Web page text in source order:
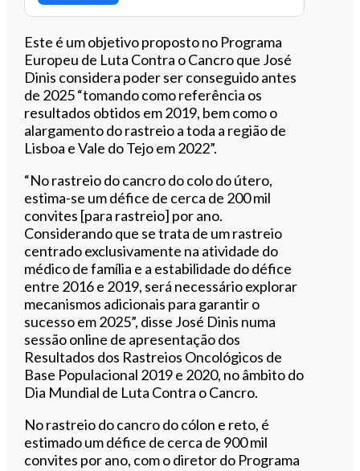
Este é um objetivo proposto no Programa
Europeu de Luta Contra o Cancro que José
Dinis considera poder ser conseguido antes
de 2025 “tomando como referência os
resultados obtidos em 2019, bem como o
alargamento do rastreio a toda a região de
Lisboa e Vale do Tejo em 2022”.
“No rastreio do cancro do colo do útero,
estima-se um défice de cerca de 200 mil
convites [para rastreio] por ano.
Considerando que se trata de um rastreio
centrado exclusivamente na atividade do
médico de família e a estabilidade do défice
entre 2016 e 2019, será necessário explorar
mecanismos adicionais para garantir o
sucesso em 2025”, disse José Dinis numa
sessão online de apresentação dos
Resultados dos Rastreios Oncológicos de
Base Populacional 2019 e 2020, no âmbito do
Dia Mundial de Luta Contra o Cancro.
No rastreio do cancro do cólon e reto, é
estimado um défice de cerca de 900 mil
convites por ano, com o diretor do Programa